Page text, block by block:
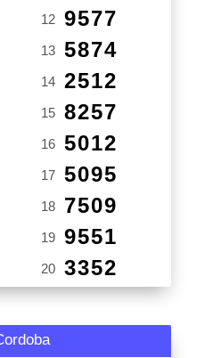
12 9577
13 5874
14 2512
15 8257
16 5012
17 5095
18 7509
19 9551
20 3352